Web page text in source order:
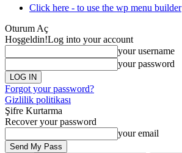
Click here - to use the wp menu builder
Oturum Aç
Hoşgeldin!Log into your account
your username
your password
Forgot your password?
Gizlilik politikası
Şifre Kurtarma
Recover your password
your email